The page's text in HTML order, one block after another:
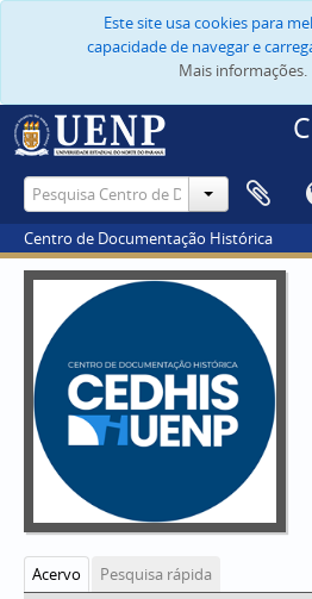
Este site usa cookies para
capacidade de navegar e
Mais informações.
Centro de Documentação Histórica
Acervo
Pesquisa rápida